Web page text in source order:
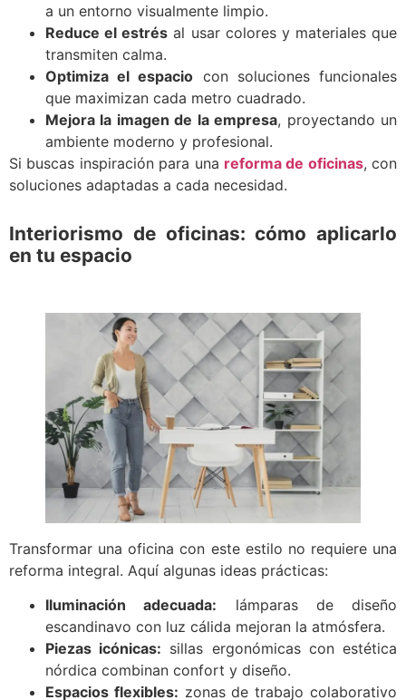
a un entorno visualmente limpio.
Reduce el estrés al usar colores y materiales que
transmiten calma.
Optimiza el espacio con soluciones funcionales
que maximizan cada metro cuadrado.
Mejora la imagen de la empresa, proyectando un
ambiente moderno y profesional.
Si buscas inspiración para una reforma de oficinas, con
soluciones adaptadas a cada necesidad.
Interiorismo de oficinas: cómo aplicarlo
en tu espacio
Transformar una oficina con este estilo no requiere una
reforma integral. Aquí algunas ideas prácticas:
Iluminación adecuada: lámparas de diseño
escandinavo con luz cálida mejoran la atmósfera.
Piezas icónicas: sillas ergonómicas con estética
nórdica combinan confort y diseño.
Espacios flexibles: zonas de trabajo colaborativo